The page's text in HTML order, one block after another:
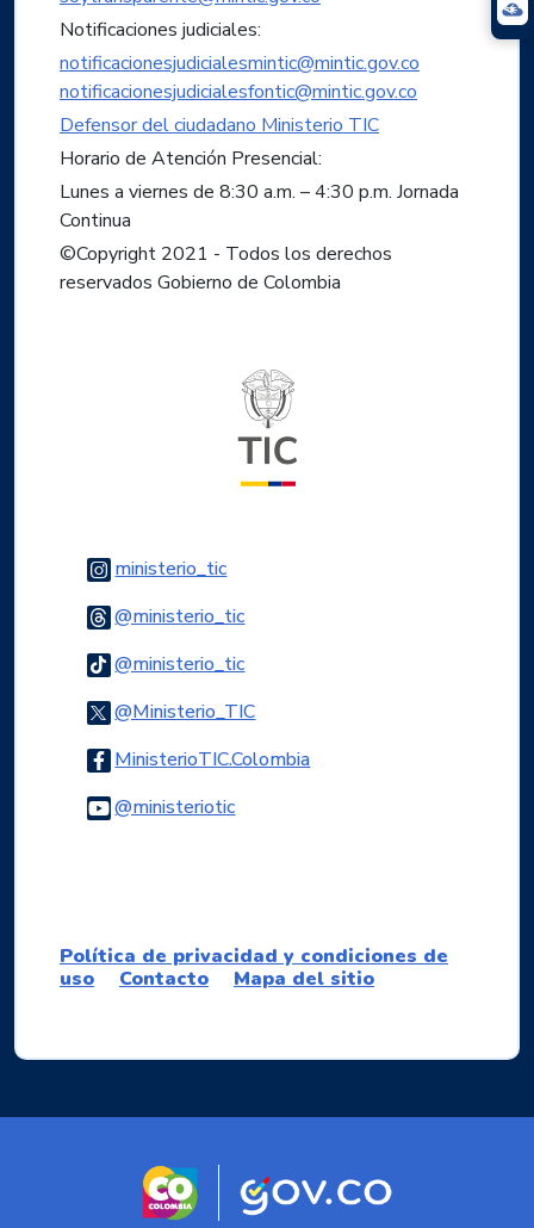
Notificaciones judiciales:
notificacionesjudicialesmintic@mintic.gov.co
notificacionesjudicialesfontic@mintic.gov.co
Defensor del ciudadano Ministerio TIC
Horario de Atención Presencial:
Lunes a viernes de 8:30 a.m. – 4:30 p.m. Jornada
Continua
©Copyright 2021 - Todos los derechos
reservados Gobierno de Colombia
ministerio_ticLogo Instagram
@ministerio_ticLogo Threads
@ministerio_ticLogo Tiktok
@Ministerio_TICLogo Twitter
MinisterioTIC.ColombiaLogo Facebook
@ministerioticLogo Youtube
Política de privacidad y condiciones de
uso
Contacto Mapa del sitio
Logo marca Colombia